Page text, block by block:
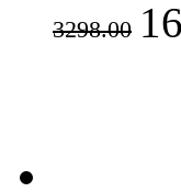
3298.00